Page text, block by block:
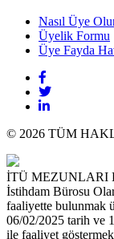
Nasıl Üye
Üyelik Formu
Üye Fayda
© 2026 TÜM
İTÜ MEZUNLARI
İstihdam Bürosu
faaliyette bulunmak
06/02/2025 tarih ve
ile faaliyet